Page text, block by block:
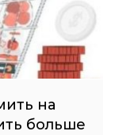
на
больше